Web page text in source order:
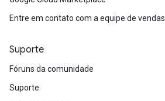
Entre em contato com a equipe de vendas.
Suporte
Fóruns da comunidade
Suporte